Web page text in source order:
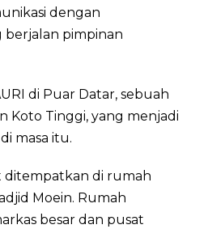
dengan
berjalan pimpinan
di Puar Datar, sebuah
Koto Tinggi, yang menjadi
masa itu.
ditempatkan di rumah
Moein. Rumah
besar dan pusat